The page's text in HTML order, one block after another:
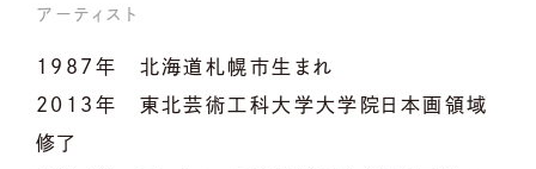
アーティスト
1987年 北海道札幌市生まれ
2013年 東北芸術工科大学大学院日本画領域
修了